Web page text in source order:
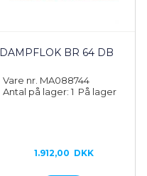
DAMPFLOK BR 64 DB
Vare nr. MA088744
Antal på lager: 1 På lager
1.912,00 DKK